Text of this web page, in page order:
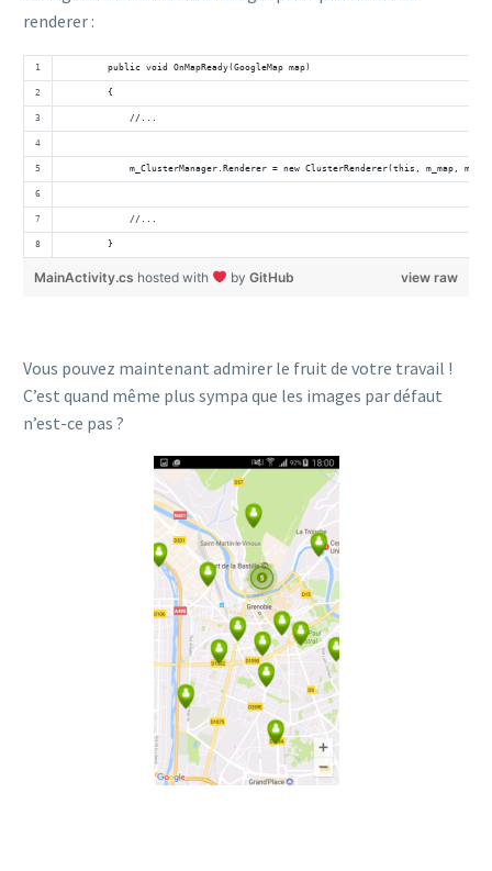
renderer :
        public void OnMapReady(GoogleMap map)
        {
            //...
m_ClusterManager.Renderer = new ClusterRenderer(this, m_map,
            //...
        }
view raw
MainActivity.cs hosted with by GitHub
Vous pouvez maintenant admirer le fruit de votre travail !
C’est quand même plus sympa que les images par défaut
n’est-ce pas ?